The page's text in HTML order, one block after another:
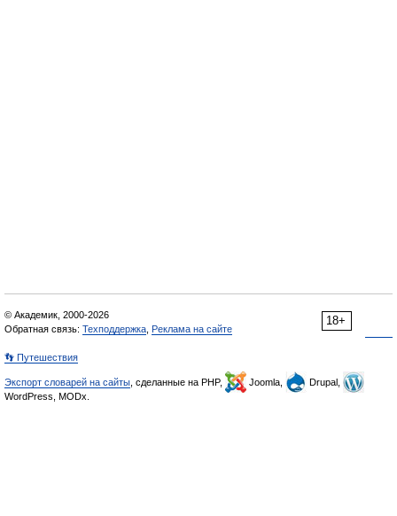
18+
© Академик, 2000-2026
Обратная связь: Техподдержка Реклама на сайте
👣 Путешествия
Экспорт словарей на сайты , сделанные на PHP, Joomla,
Drupal,
WordPress, MODx.